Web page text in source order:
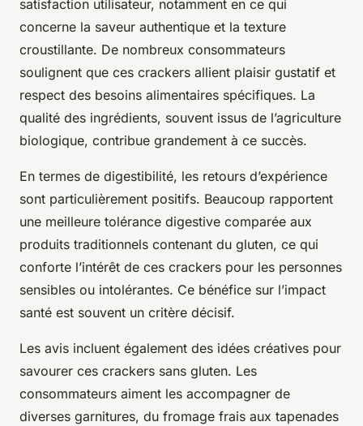
satisfaction utilisateur, notamment en ce qui
concerne la saveur authentique et la texture
croustillante. De nombreux consommateurs
soulignent que ces crackers allient plaisir gustatif et
respect des besoins alimentaires spécifiques. La
qualité des ingrédients, souvent issus de l’agriculture
biologique, contribue grandement à ce succès.
En termes de digestibilité, les retours d’expérience
sont particulièrement positifs. Beaucoup rapportent
une meilleure tolérance digestive comparée aux
produits traditionnels contenant du gluten, ce qui
conforte l’intérêt de ces crackers pour les personnes
sensibles ou intolérantes. Ce bénéfice sur l’impact
santé est souvent un critère décisif.
Les avis incluent également des idées créatives pour
savourer ces crackers sans gluten. Les
consommateurs aiment les accompagner de
diverses garnitures, du fromage frais aux tapenades